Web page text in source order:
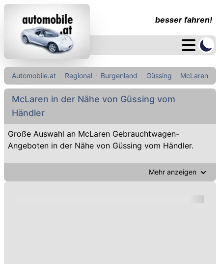
besser fahren!
Automobile.at Regional Burgenland Güssing McLaren
McLaren in der Nähe von Güssing vom
Händler
Große Auswahl an McLaren Gebrauchtwagen-
Angeboten in der Nähe von Güssing vom Händler.
Mehr anzeigen